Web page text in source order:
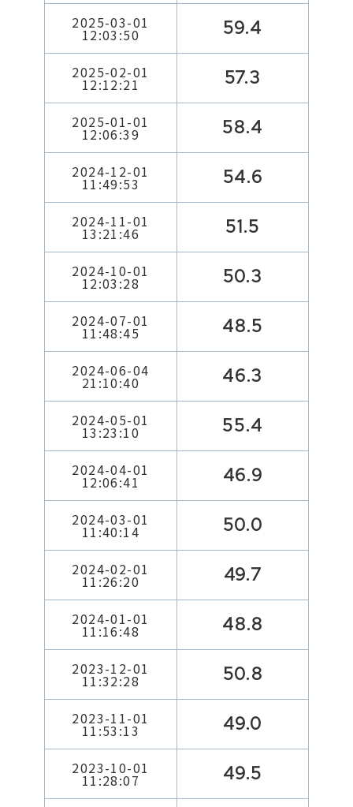
2025-03-01
12:03:50 59.4
2025-02-01
12:12:21 57.3
2025-01-01
12:06:39 58.4
2024-12-01
11:49:53 54.6
2024-11-01
13:21:46 51.5
2024-10-01
12:03:28 50.3
2024-07-01
11:48:45 48.5
2024-06-04
21:10:40 46.3
2024-05-01
13:23:10 55.4
2024-04-01
12:06:41 46.9
2024-03-01
11:40:14 50.0
2024-02-01
11:26:20 49.7
2024-01-01
11:16:48 48.8
2023-12-01
11:32:28 50.8
2023-11-01
11:53:13 49.0
2023-10-01
11:28:07 49.5